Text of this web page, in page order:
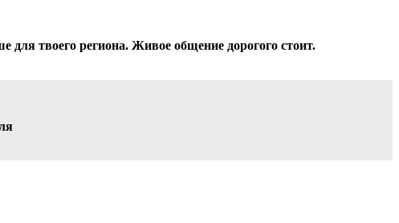
для твоего региона. Живое общение дорогого стоит.